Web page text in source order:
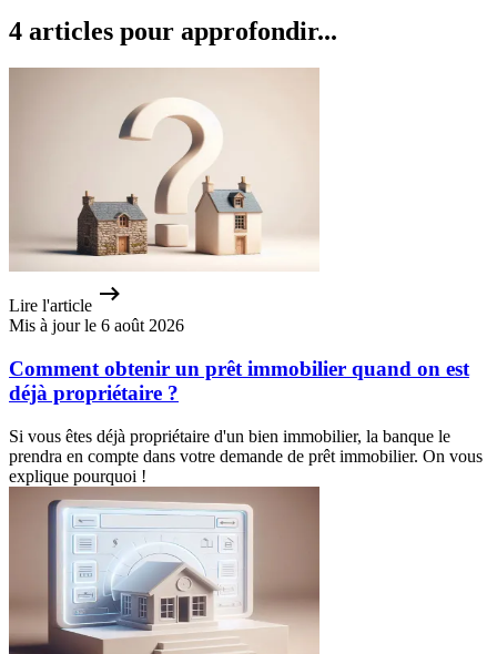
4 articles pour approfondir...
Lire l'article
Mis à jour le 6 août 2026
Comment obtenir un prêt immobilier quand on est
déjà propriétaire ?
Si vous êtes déjà propriétaire d'un bien immobilier, la banque le
prendra en compte dans votre demande de prêt immobilier. On vous
explique pourquoi !